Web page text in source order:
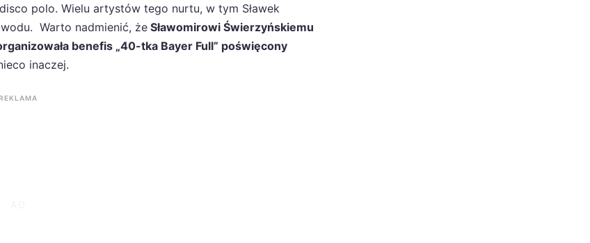
polo. Wielu artystów tego nurtu, w tym Sławek
Warto nadmienić, że Sławomirowi Świerzyńskiemu
benefis „40-tka Bayer Full” poświęcony
inaczej.